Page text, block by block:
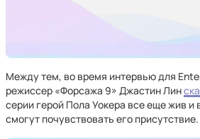
Между тем, во время интервью для
режиссер «Форсажа 9» Джастин Лин
серии герой Пола Уокера все еще жив и
смогут почувствовать его присутствие.